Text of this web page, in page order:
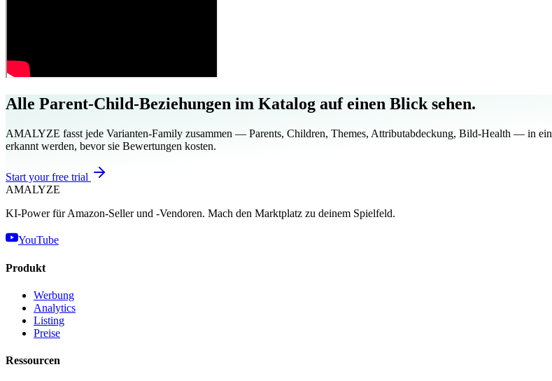
Alle Parent-Child-Beziehungen im Katalog auf einen Blick sehen.
AMALYZE fasst jede Varianten-Family zusammen — Parents, Children, Themes, Attributabdeckung, Bild-Health — in
erkannt werden, bevor sie Bewertungen kosten.
Start your free trial
AMALYZE
KI-Power für Amazon-Seller und -Vendoren. Mach den Marktplatz zu deinem Spielfeld.
YouTube
Produkt
Werbung
Analytics
Listing
Preise
Ressourcen